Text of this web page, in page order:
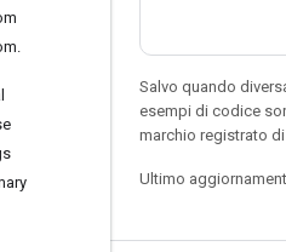
.
Salvo quando
esempi di codice
marchio registrato
Ultimo